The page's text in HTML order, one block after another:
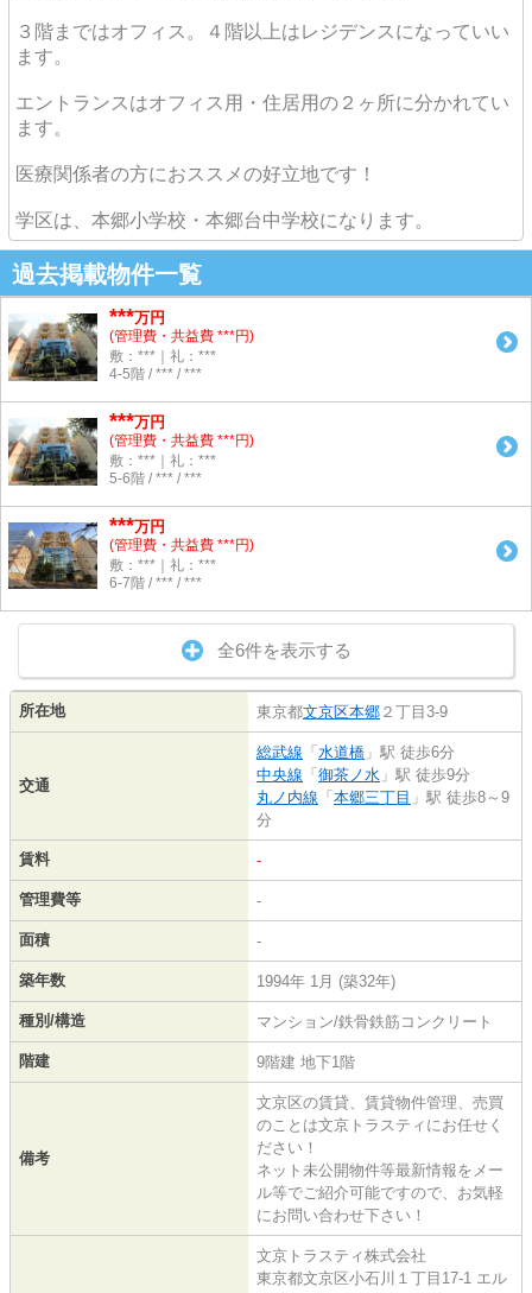
３階まではオフィス。４階以上はレジデンスになっていい
ます。
エントランスはオフィス用・住居用の２ヶ所に分かれてい
ます。
医療関係者の方におススメの好立地です！
学区は、本郷小学校・本郷台中学校になります。
過去掲載物件一覧
***万円
(管理費・共益費 ***円)
敷：***｜礼：***
4-5階 / *** / ***
***万円
(管理費・共益費 ***円)
敷：***｜礼：***
5-6階 / *** / ***
***万円
(管理費・共益費 ***円)
敷：***｜礼：***
6-7階 / *** / ***
全6件を表示する
所在地 東京都文京区本郷 ２丁目3-9
交通
総武線 「 水道橋 」駅 徒歩6分
中央線 「 御茶ノ水 」駅 徒歩9分
丸ノ内線 「 本郷三丁目 」駅 徒歩8～9
分
賃料 -
管理費等 -
面積 -
築年数 1994年 1月 (築32年)
種別/構造 マンション/鉄骨鉄筋コンクリート
階建 9階建 地下1階
備考
文京区の賃貸、賃貸物件管理、売買
のことは文京トラスティにお任せく
ださい！
ネット未公開物件等最新情報をメー
ル等でご紹介可能ですので、お気軽
にお問い合わせ下さい！
文京トラスティ株式会社
東京都文京区小石川１丁目17-1 エル